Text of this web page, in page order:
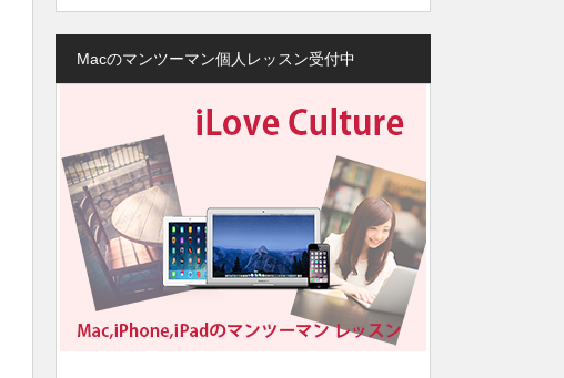
Macのマンツーマン個人レッスン受付中